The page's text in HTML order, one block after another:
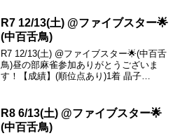
プはゆうたろ...
R7 12/13(土) @ファイブスター🌟
(中百舌鳥)
R7 12/13(土) @ファイブスター🌟(中百舌
鳥)昼の部麻雀参加ありがとうございま
す！【成績】(順位点あり)1着 晶子
さんです！...
R8 6/13(土) @ファイブスター🌟
(中百舌鳥)